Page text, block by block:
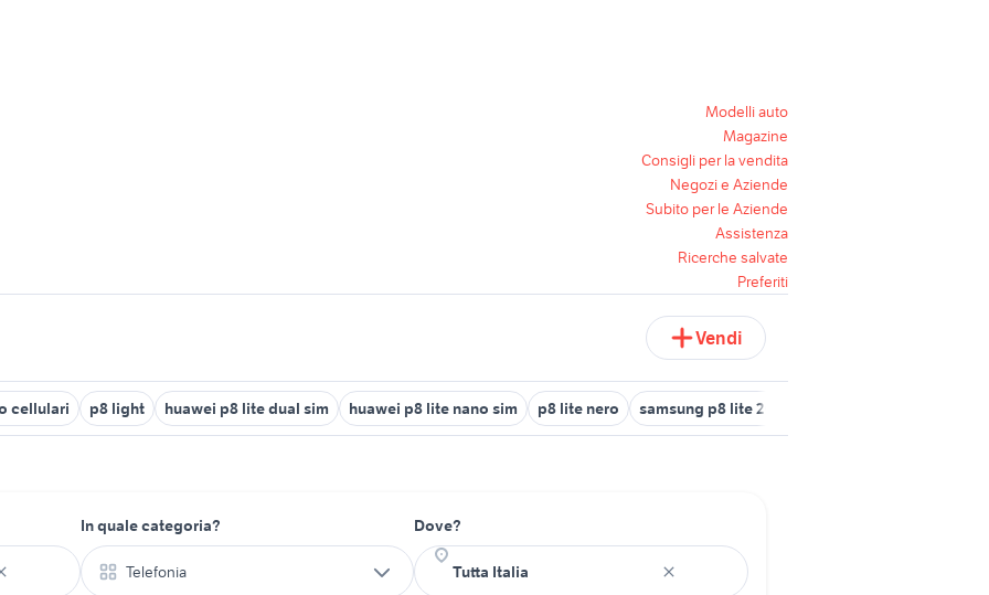
Modelli auto
Magazine
Consigli per la vendita
Negozi e Aziende
Subito per le Aziende
Assistenza
Ricerche salvate
Preferiti
Vendi
cellulari p8 light huawei p8 lite dual sim huawei p8 lite nano sim p8 lite nero samsung p8 lite 2017
In quale categoria?
Telefonia
Dove?